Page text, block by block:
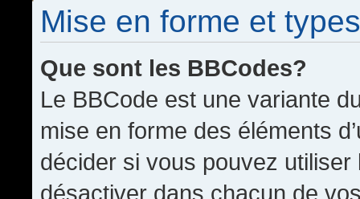
Mise en forme et
Que sont les BBCodes?
Le BBCode est une variante
mise en forme des éléments
décider si vous pouvez
désactiver dans chacun de